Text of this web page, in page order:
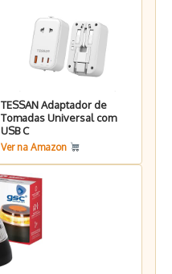
TESSAN Adaptador de
Tomadas Universal com
USB C
Ver na Amazon